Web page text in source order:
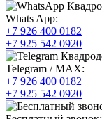
Whats App:
+7 926 400 0182
+7 925 542 0920
Telegram / MAX:
+7 926 400 0182
+7 925 542 0920